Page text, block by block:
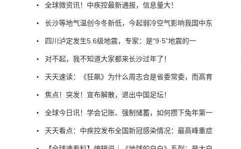
全球微资讯！中疾控最新通报，信息量大！
长沙等地气温创今冬新低，今起弱冷空气影响我国中东
四川泸定发生5.6级地震，专家：是“9·5”地震的一
对不起，我不知道大家都来长沙过年了！
天天速读：《狂飙》为什么周志合是省委常委，而高育
焦点！突发！宣布解散，退出中国足坛！
全球今日讯！学会记账、强制储蓄，如何攒下兔年第一
天天看点：中疾控发布全国新冠感染情况：最高峰重症